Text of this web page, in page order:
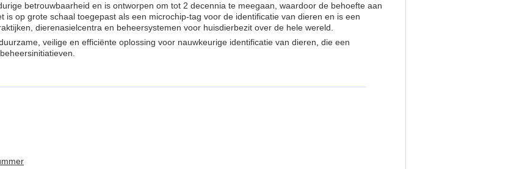
betrouwbaarheid en is ontworpen om tot 2 decennia te meegaan, waardoor de behoefte aan
is op grote schaal toegepast als een microchip-tag voor de identificatie van dieren en is een
dierenasielcentra en beheersystemen voor huisdierbezit over de hele wereld.
veilige en efficiënte oplossing voor nauwkeurige identificatie van dieren, die een